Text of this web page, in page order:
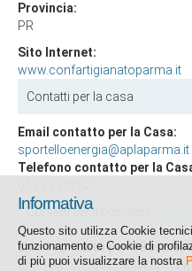
Provincia:
PR
Sito Internet:
www.confartigianatoparma.it
Contatti per la casa
Email contatto per la Casa:
sportelloenergia@aplaparma.it
Telefono contatto per la
Contatti per il business
Email contatto per il
sportelloenergia@aplaparma.it
Informativa
Questo sito utilizza Cookie
funzionamento e Cookie di
di più puoi visualizzare la nostra